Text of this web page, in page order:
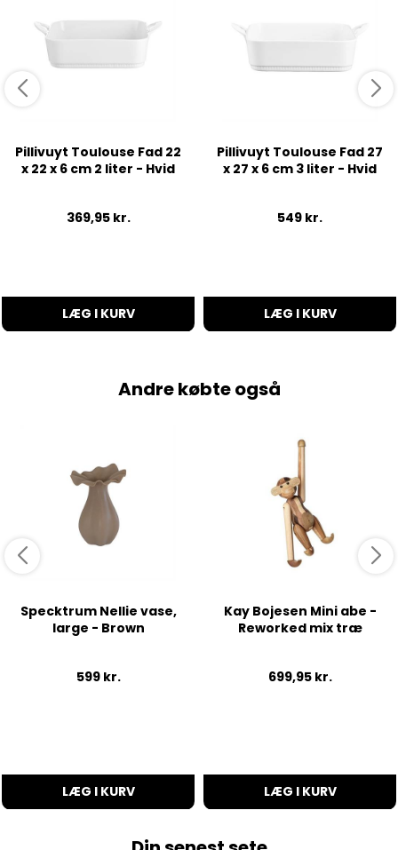
Pillivuyt Toulouse Fad 22
x 22 x 6 cm 2 liter - Hvid
369,95 kr.
LÆG I KURV
Pillivuyt Toulouse Fad 27
x 27 x 6 cm 3 liter - Hvid
549 kr.
LÆG I KURV
Andre købte også
Specktrum Nellie vase,
large - Brown
599 kr.
LÆG I KURV
Kay Bojesen Mini abe -
Reworked mix træ
699,95 kr.
LÆG I KURV